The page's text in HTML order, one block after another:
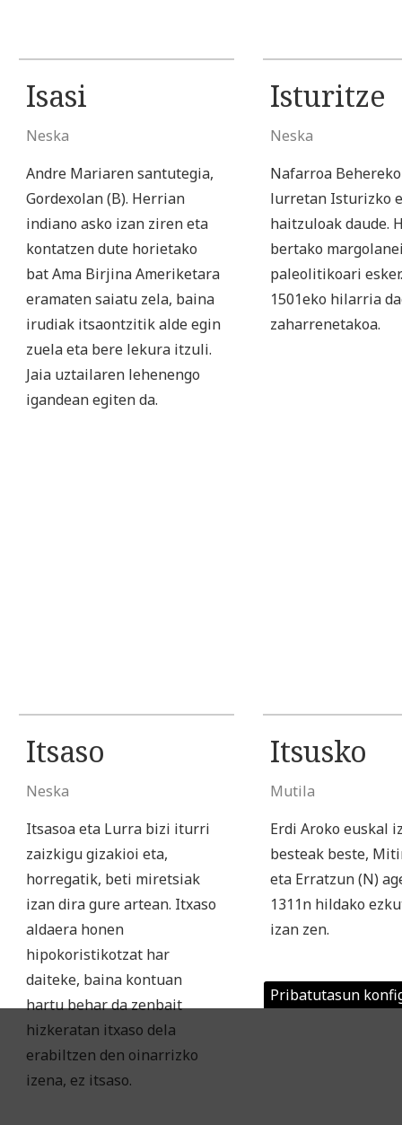
Isasi
Neska
Andre Mariaren santutegia,
Gordexolan (B). Herrian
indiano asko izan ziren eta
kontatzen dute horietako
bat Ama Birjina Ameriketara
eramaten saiatu zela, baina
irudiak itsaontzitik alde egin
zuela eta bere lekura itzuli.
Jaia uztailaren lehenengo
igandean egiten da.
Isturitze
Neska
Nafarroa
lurretan Isturizko
haitzuloak daude.
bertako
paleolitikoari
1501eko hilarria
zaharrenetakoa.
Itsaso
Neska
Itsasoa eta Lurra bizi iturri
zaizkigu gizakioi eta,
horregatik, beti miretsiak
izan dira gure artean. Itxaso
aldaera honen
hipokoristikotzat har
daiteke, baina kontuan
hartu behar da zenbait
hizkeratan itxaso dela
erabiltzen den oinarrizko
izena, ez itsaso.
Itsusko
Mutila
Erdi Aroko euskal
besteak beste,
eta Erratzun (N)
1311n hildako
izan zen.
Pribatutasun